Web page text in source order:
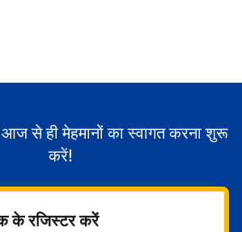
शुरू करें
से ही मेहमानों का स्वागत करना शुरू
करें!
के रजिस्टर करें